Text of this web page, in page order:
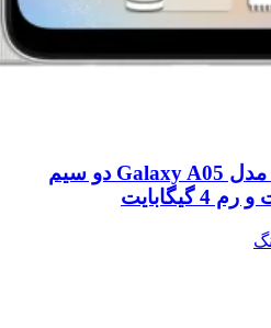
گوشی موبایل سامسونگ مدل Galaxy A05 دو سیم